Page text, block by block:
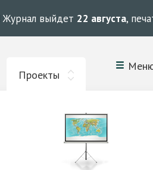
Журнал выйдет 22 августа,
Проекты